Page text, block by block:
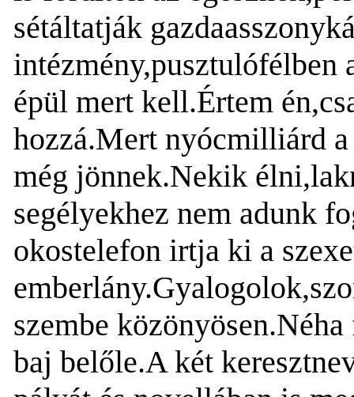
sétáltatják
intézmény,pusztulófélben
épül mert kell.Értem
hozzá.Mert nyócmilliárd
még jönnek.Nekik
segélyekhez nem adunk
okostelefon irtja ki a
szembe
baj belőle.A két